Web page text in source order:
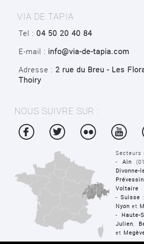
VIA DE TAPIA
Tel : 04 50 20 40 84
E-mail : info@via-de-tapia.com
Adresse : 2 rue du Breu - Les
Thoiry
NOUS SUIVRE SUR :
Secteurs
- Ain
Divonne-
Voltaire
- Suisse :
Nyon et
- Haute-
Julien
et